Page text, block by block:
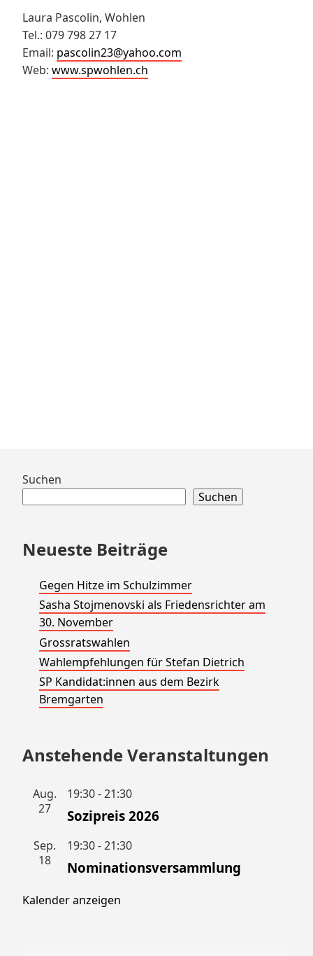
Laura Pascolin, Wohlen
Tel.: 079 798 27 17
Email: pascolin23@yahoo.com
Web: www.spwohlen.ch
Zum
Suchen
Suchen
Neueste Beiträge
Gegen Hitze im Schulzimmer
Sasha Stojmenovski als Friedensrichter am
30. November
Grossratswahlen
Wahlempfehlungen für Stefan Dietrich
SP Kandidat:innen aus dem Bezirk
Bremgarten
Anstehende Veranstaltungen
Aug.
27
19:30-21:30
Sozipreis 2026
Sep.
18
19:30-21:30
Nominationsversammlung
Kalender anzeigen